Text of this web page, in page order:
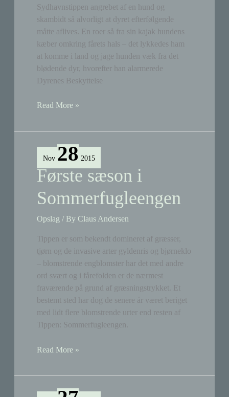
Sydhavnstippen angrebet af en hund og
skambidt så alvorligt at dyret efterfølgende
måtte aflives. En roer så fra sin kajak hundens
kæber omkring fårets hals – det lykkedes ham
at komme i land og jage hunden væk fra det
blødende dyr, hvorefter han alarmerede
Dyrenes Beskyttelse
Endnu
får
hund
Read More »
Nov 28 2015
Første sæson i
Sommerfugleengen
Opslag / ByClaus Andersen
Tippen er som bekendt domineret af græsser,
tjørn og de invasive arter gyldenris og bjørneklo
– blomstrende engblomster har det med andre
ord svært og i fårefolden er de nærmest
fraværende på grund af græsningstrykket. Et
bestemt sted har dog de senere år været beriget
med lidt flere blomstrende urter end resten af
Tippen: Sommerfugleengen.
Første
i
Sommerfugleengen
Read More »